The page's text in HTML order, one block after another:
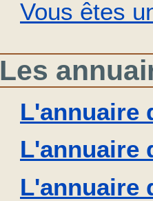
Vous êtes
Les
L'annuaire
L'annuaire
L'annuaire